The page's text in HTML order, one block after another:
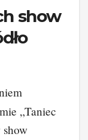
show
„Taniec